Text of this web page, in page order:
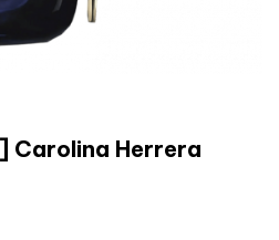
Carolina Herrera